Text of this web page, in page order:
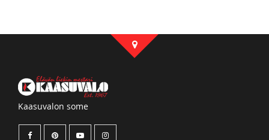
Kaasuvalon some